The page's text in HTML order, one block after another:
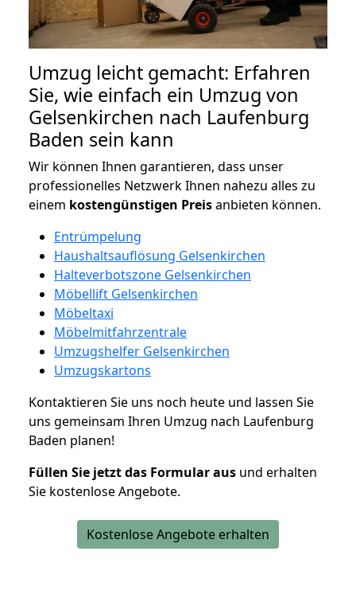
Umzug leicht gemacht: Erfahren
Sie, wie einfach ein Umzug von
Gelsenkirchen nach Laufenburg
Baden sein kann
Wir können Ihnen garantieren, dass unser
professionelles Netzwerk Ihnen nahezu alles zu
einem kostengünstigen Preisanbieten können.
Entrümpelung
Haushaltsauflösung Gelsenkirchen
Halteverbotszone Gelsenkirchen
Möbellift Gelsenkirchen
Möbeltaxi
Möbelmitfahrzentrale
Umzugshelfer Gelsenkirchen
Umzugskartons
Kontaktieren Sie uns noch heute und lassen Sie
uns gemeinsam Ihren Umzug nach Laufenburg
Baden planen!
Füllen Sie jetzt das Formular aus und erhalten
Sie kostenlose Angebote.
Kostenlose Angebote erhalten